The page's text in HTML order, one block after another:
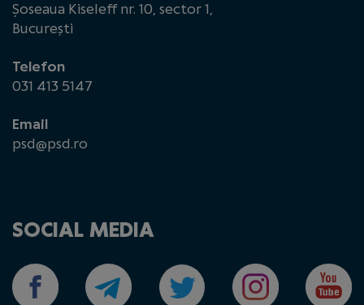
Șoseaua Kiseleff nr. 10, sector 1,
București
Telefon
031 413 5147
Email
psd@psd.ro
SOCIAL MEDIA